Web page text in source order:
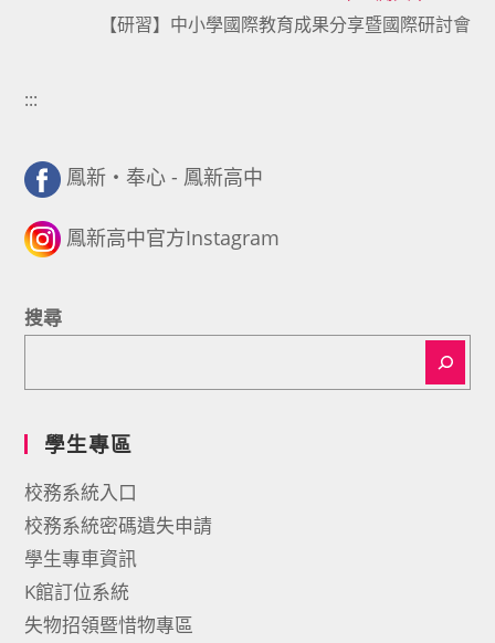
【研習】中小學國際教育成果分享暨國際研討會
:::
鳳新・奉心 - 鳳新高中
鳳新高中官方Instagram
搜尋
學生專區
校務系統入口
校務系統密碼遺失申請
學生專車資訊
K館訂位系統
失物招領暨惜物專區